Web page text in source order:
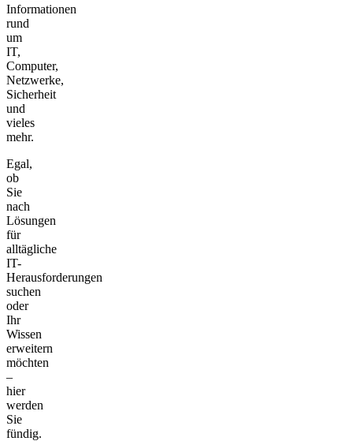
Informationen
rund
um
IT,
Computer,
Netzwerke,
Sicherheit
und
vieles
mehr.
Egal,
ob
Sie
nach
Lösungen
für
alltägliche
IT-
Herausforderungen
suchen
oder
Ihr
Wissen
erweitern
möchten
–
hier
werden
Sie
fündig.